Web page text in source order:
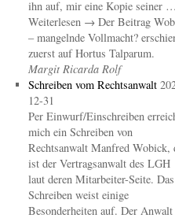
ihn auf, mir eine Kopie seiner …
Weiterlesen → Der Beitrag
– mangelnde Vollmacht?
zuerst auf Hortus Talparum.
Margit Ricarda Rolf
Schreiben vom Rechtsanwalt
12-31
Per Einwurf/Einschreiben
mich ein Schreiben von
Rechtsanwalt Manfred Wobick,
ist der Vertragsanwalt des LGH
laut deren Mitarbeiter-Seite. Das
Schreiben weist einige
Besonderheiten auf. Der Anwalt